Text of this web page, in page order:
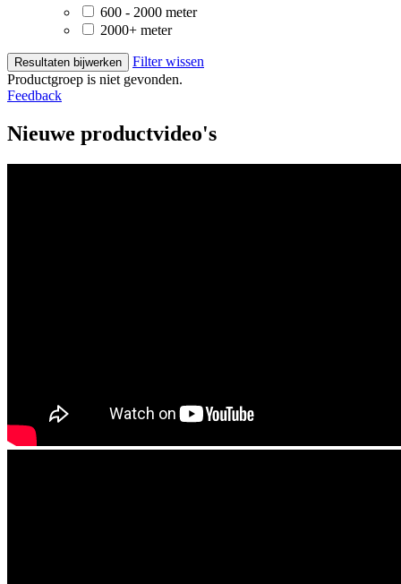
600 - 2000 meter
2000+ meter
Resultaten bijwerken
Filter wissen
Productgroep is niet gevonden.
Feedback
Nieuwe productvideo's